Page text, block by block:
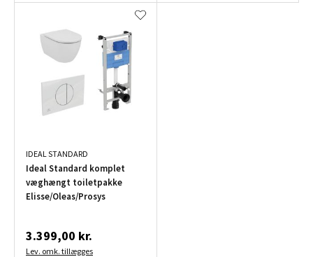
IDEAL STANDARD
Ideal Standard komplet
væghængt toiletpakke
Elisse/Oleas/Prosys
3.399,00 kr.
Lev. omk. tillægges